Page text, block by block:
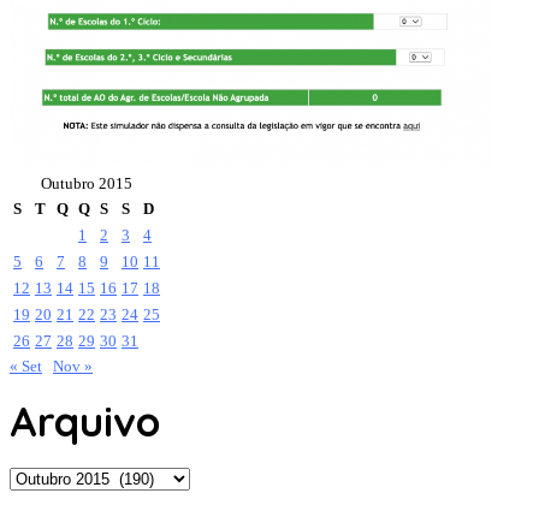
Outubro 2015
S
T Q Q S S
D
1
2 3
4
5
6 7 8 9 10 11
12 13 14 15 16 17 18
19 20 21 22 23 24 25
26 27 28 29 30 31
« Set Nov »
Arquivo
Arquivo